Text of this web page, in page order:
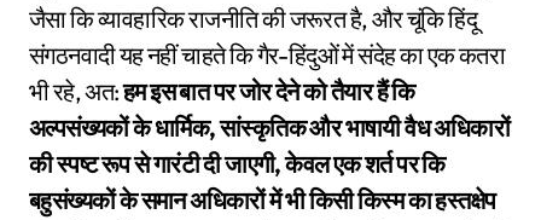
जैसा कि व्यावहारिक राजनीति की जरूरत है, और चूंकि हिंदू
संगठनवादी यह नहीं चाहते कि गैर-हिंदुओं में संदेह का एक कतरा
भी रहे, अत:हम इस बात पर जोर देने को तैयार हैं कि
अल्पसंख्यकों के धार्मिक, सांस्कृतिक और भाषायी वैध अधिकारों
की स्पष्ट रूप से गारंटी दी जाएगी, केवल एक शर्त पर कि
बहुसंख्यकों के समान अधिकारों में भी किसी किस्म का हस्तक्षेप